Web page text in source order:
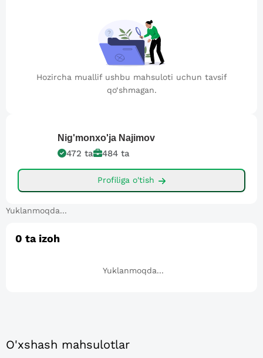
Hozircha muallif ushbu mahsuloti uchun tavsif
qo‘shmagan.
Nig'monxo'ja Najimov
472 ta 484 ta
Profiliga o'tish
Yuklanmoqda...
0 ta izoh
Yuklanmoqda...
O'xshash mahsulotlar